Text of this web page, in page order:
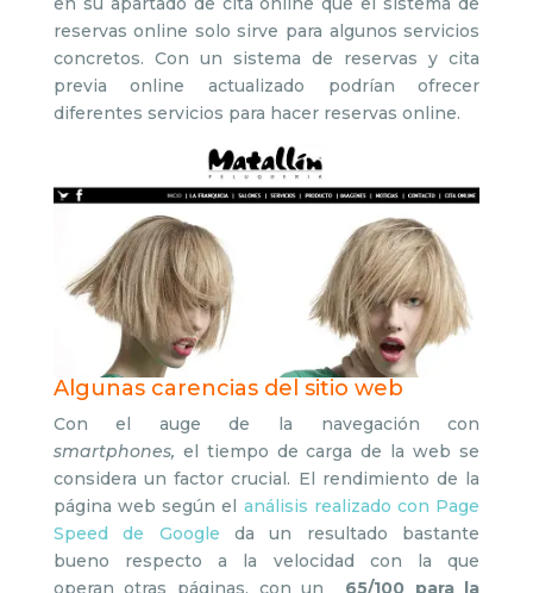
reservas online solo sirve para algunos servicios
concretos. Con un sistema de reservas y cita
previa online actualizado podrían ofrecer
diferentes servicios para hacer reservas online.
Algunas carencias del sitio web
Con el auge de la navegación con
smartphones, el tiempo de carga de la web se
considera un factor crucial. El rendimiento de la
página web según el análisis realizado con Page
Speed de Google da un resultado bastante
bueno respecto a la velocidad con la que
operan otras páginas, con un 65/100 para la